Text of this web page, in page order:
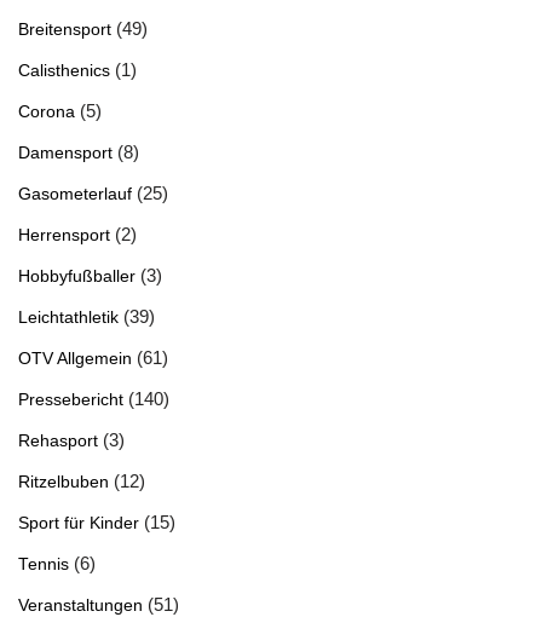
Breitensport (49)
Calisthenics (1)
Corona (5)
Damensport (8)
Gasometerlauf (25)
Herrensport (2)
Hobbyfußballer (3)
Leichtathletik (39)
OTV Allgemein (61)
Pressebericht (140)
Rehasport (3)
Ritzelbuben (12)
Sport für Kinder (15)
Tennis (6)
Veranstaltungen (51)